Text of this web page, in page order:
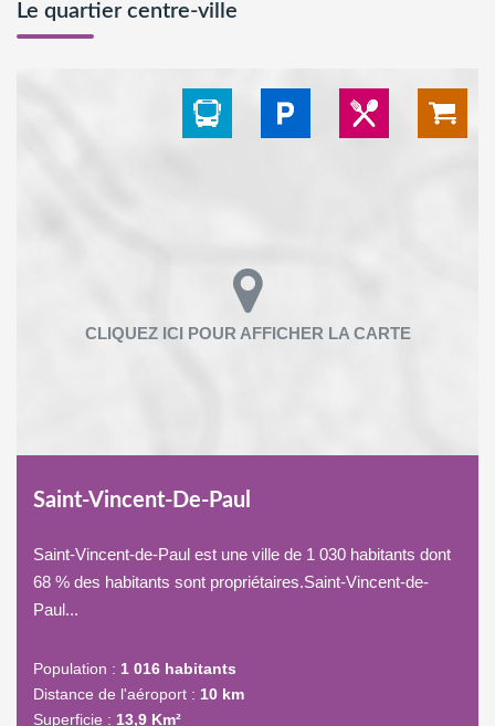
Le quartier centre-ville
Saint-Vincent-De-Paul
Saint-Vincent-de-Paul est une ville de 1 030 habitants dont
68 % des habitants sont propriétaires.Saint-Vincent-de-
Paul...
Population : 1 016 habitants
Distance de l'aéroport : 10 km
Superficie : 13,9 Km²